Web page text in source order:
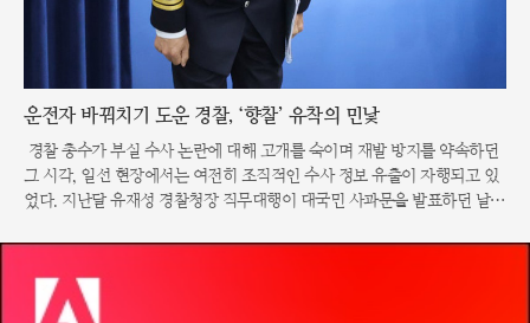
운전자 바꿔치기 도운 경찰, ‘향찰’ 유착의 민낯
경찰 총수가 부실 수사 논란에 대해 고개를 숙이며 재발 방지를 약속하던
그 시각, 일선 현장에서는 여전히 조직적인 수사 정보 유출이 자행되고 있
었다. 지난달 유재성 경찰청장 직무대행이 대국민 사과문을 발표하던 날,
이 조직적으로 움직인 정황이